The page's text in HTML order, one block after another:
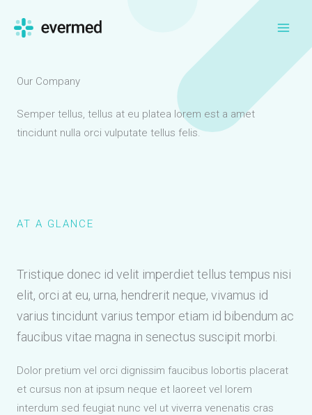
Our Company
Semper tellus, tellus at eu platea lorem est a amet
tincidunt nulla orci vulputate tellus felis.
AT A GLANCE
Tristique donec id velit imperdiet tellus tempus nisi
elit, orci at eu, urna, hendrerit neque, vivamus id
varius tincidunt varius tempor etiam id bibendum ac
faucibus vitae magna in senectus suscipit morbi.
Dolor pretium vel orci dignissim faucibus lobortis placerat
et cursus non at ipsum neque et laoreet vel lorem
interdum sed feugiat nunc vel ut viverra venenatis cras